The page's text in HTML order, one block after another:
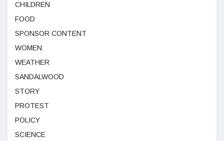
CHILDREN
FOOD
SPONSOR CONTENT
WOMEN
WEATHER
SANDALWOOD
STORY
PROTEST
POLICY
SCIENCE